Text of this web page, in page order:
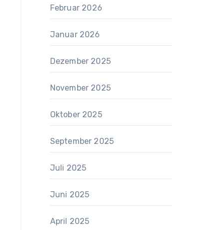
Februar 2026
Januar 2026
Dezember 2025
November 2025
Oktober 2025
September 2025
Juli 2025
Juni 2025
April 2025